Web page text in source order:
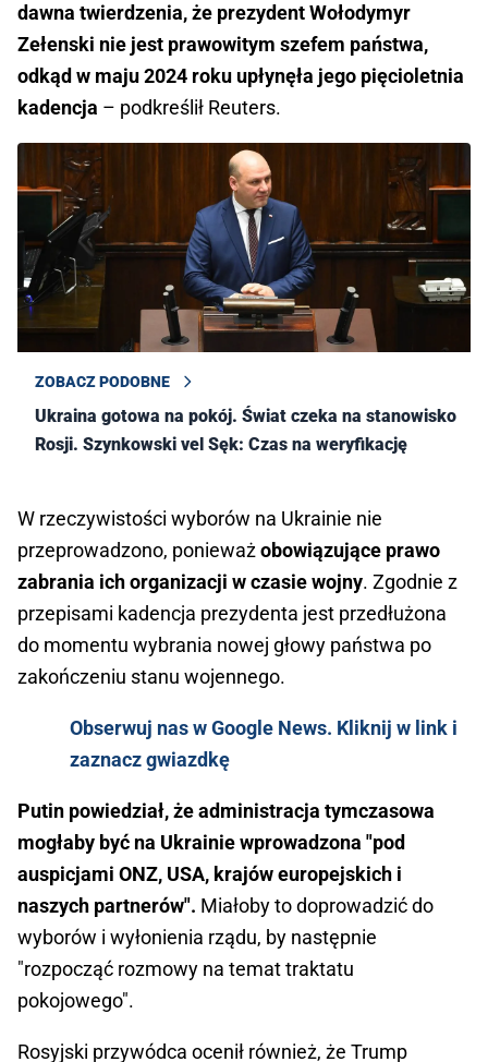
dawna twierdzenia, że prezydent Wołodymyr
Zełenski nie jest prawowitym szefem państwa,
odkąd w maju 2024 roku upłynęła jego pięcioletnia
kadencja – podkreślił Reuters.
ZOBACZ PODOBNE
Ukraina gotowa na pokój. Świat czeka na stanowisko
Rosji. Szynkowski vel Sęk: Czas na weryfikację
W rzeczywistości wyborów na Ukrainie nie
przeprowadzono, ponieważobowiązujące prawo
zabrania ich organizacji w czasie wojny. Zgodnie z
przepisami kadencja prezydenta jest przedłużona
do momentu wybrania nowej głowy państwa po
zakończeniu stanu wojennego.
Obserwuj nas w Google News. Kliknij w link i
zaznacz gwiazdkę
Putin powiedział, że administracja tymczasowa
mogłaby być na Ukrainie wprowadzona "pod
auspicjami ONZ, USA, krajów europejskich i
naszych partnerów". Miałoby to doprowadzić do
wyborów i wyłonienia rządu, by następnie
"rozpocząć rozmowy na temat traktatu
pokojowego".
Rosyjski przywódca ocenił również, że Trump